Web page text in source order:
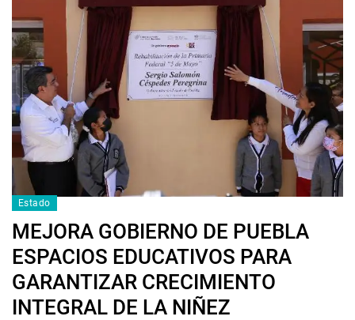
Estado
MEJORA GOBIERNO DE PUEBLA
ESPACIOS EDUCATIVOS PARA
GARANTIZAR CRECIMIENTO
INTEGRAL DE LA NIÑEZ